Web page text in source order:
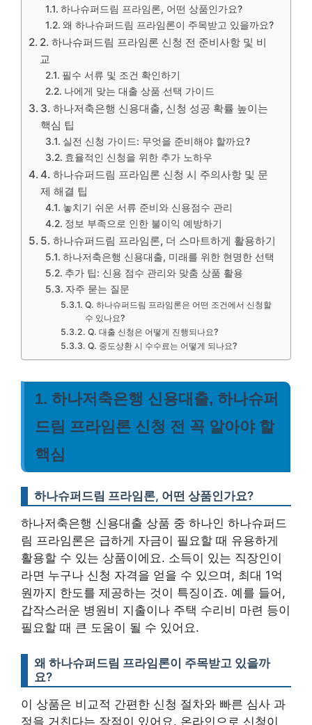
하나슈퍼드림 프라임론, 어떤 상품인가요?
왜 하나슈퍼드림 프라임론이 주목받고 있을까요?
2. 하나슈퍼드림 프라임론 신청 전 준비사항 및 비
교
필수 서류 및 조건 확인하기
나에게 맞는 대출 상품 선택 가이드
3. 하나저축은행 신용대출, 신청 성공 확률 높이는
핵심 팁
실전 신청 가이드: 무엇을 준비해야 할까요?
효율적인 신청을 위한 추가 노하우
4. 하나슈퍼드림 프라임론 신청 시 주의사항 및 문
제 해결 팁
놓치기 쉬운 서류 준비와 신용점수 관리
정보 부족으로 인한 불이익 예방하기
5. 하나슈퍼드림 프라임론, 더 스마트하게 활용하기
하나저축은행 신용대출, 미래를 위한 현명한 선택
추가 팁: 신용 점수 관리와 맞춤 상품 활용
자주 묻는 질문
Q. 하나슈퍼드림 프라임론은 어떤 조건에서 신청할
수 있나요?
Q. 대출 신청은 어떻게 진행되나요?
Q. 중도상환 시 수수료는 어떻게 되나요?
1. 하나저축은행 신용대출, 하나슈퍼
드림 프라임론 신청 전 꼭 알아야 할
핵심
하나슈퍼드림 프라임론, 어떤 상품인가요?
하나저축은행 신용대출 상품 중 하나인 하나슈퍼드
림 프라임론은 급하게 자금이 필요할 때 유용하게
활용할 수 있는 상품이에요. 소득이 있는 직장인이
라면 누구나 신청 자격을 얻을 수 있으며, 최대 1억
원까지 한도를 제공하는 것이 특징이죠. 예를 들어,
갑작스러운 병원비 지출이나 주택 수리비 마련 등이
필요할 때 큰 도움이 될 수 있어요.
왜 하나슈퍼드림 프라임론이 주목받고 있을까
요?
이 상품은 비교적 간편한 신청 절차와 빠른 심사 과
정을 거친다는 장점이 있어요. 온라인으로 신청이